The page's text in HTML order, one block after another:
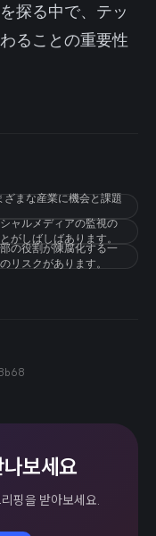
探る中で、テッ
ることの重要性
まな産業に機会と課題
ャルメディアの監視の
がしばしばあります。
の役割が陳腐化する一
リスクがあります。
보세요
핑을 받아보세요.